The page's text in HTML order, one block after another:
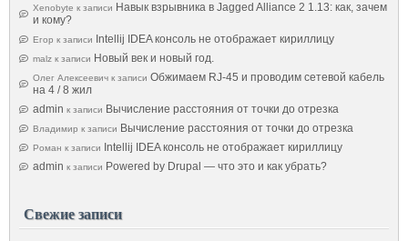
Xenobyte к записи Навык взрывника в Jagged Alliance 2 1.13: как, зачем
и кому?
Егор к записи Intellij IDEA консоль не отображает кириллицу
malz к записи Новый век и новый год.
Олег Алексеевич к записи Обжимаем RJ-45 и проводим сетевой кабель
на 4 / 8 жил
admin к записи Вычисление расстояния от точки до отрезка
Владимир к записи Вычисление расстояния от точки до отрезка
Роман к записи
Intellij IDEA консоль не отображает кириллицу
admin к записи Powered by Drupal — что это и как убрать?
Свежие записи